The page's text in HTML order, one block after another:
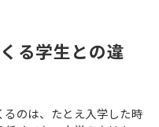
る学生との違
のは、たとえ入学した時